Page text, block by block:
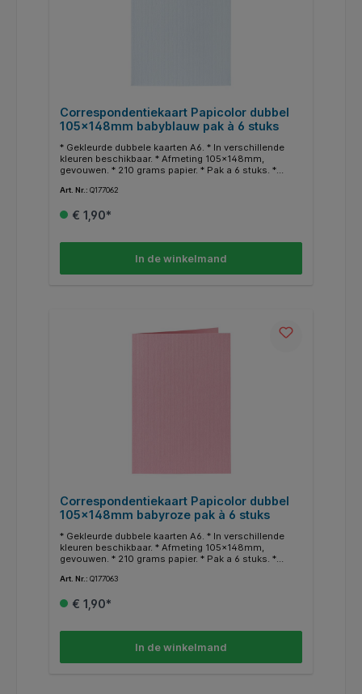
Correspondentiekaart Papicolor dubbel
105x148mm babyblauw pak à 6 stuks
* Gekleurde dubbele kaarten A6. * In verschillende
kleuren beschikbaar. * Afmeting 105x148mm,
gevouwen. * 210 grams papier. * Pak a 6 stuks. *
kleuren zijn ook enveloppen en A4 papier
Art. Nr.: Q177062
€ 1,90*
In de winkelmand
Correspondentiekaart Papicolor dubbel
105x148mm babyroze pak à 6 stuks
* Gekleurde dubbele kaarten A6. * In verschillende
kleuren beschikbaar. * Afmeting 105x148mm,
gevouwen. * 210 grams papier. * Pak a 6 stuks. *
kleuren zijn ook enveloppen en A4 papier
Art. Nr.: Q177063
€ 1,90*
In de winkelmand